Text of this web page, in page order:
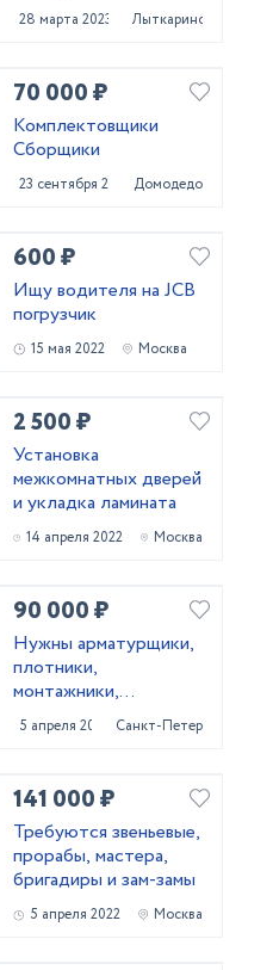
28 марта 2023 Лыткарино
70 000 ₽
Комплектовщики
Сборщики
23 сентября 2022 Домодедово
600 ₽
Ищу водителя на JCB
погрузчик
15 мая 2022 Москва
2 500 ₽
Установка
межкомнатных дверей
и укладка ламината
14 апреля 2022 Москва
90 000 ₽
Нужны арматурщики,
плотники,
монтажники,
сварщики, бетонщики,
стропальщики,
5 апреля 2022 Санкт-Петербург
141 000 ₽
Требуются звеньевые,
прорабы, мастера,
бригадиры и зам-замы
5 апреля 2022 Москва